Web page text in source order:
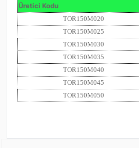
Üretici Kodu
TOR150M020
TOR150M025
TOR150M030
TOR150M035
TOR150M040
TOR150M045
TOR150M050